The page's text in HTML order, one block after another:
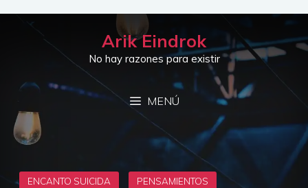
Saltar
Arik Eindrok
No hay razones para existir
MENÚ